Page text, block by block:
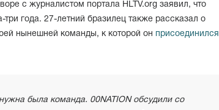
с журналистом портала HLTV.org заявил, что
года. 27-летний бразилец также рассказал о
нынешней команды, к которой он присоединился
была команда. 00NATION обсудили со